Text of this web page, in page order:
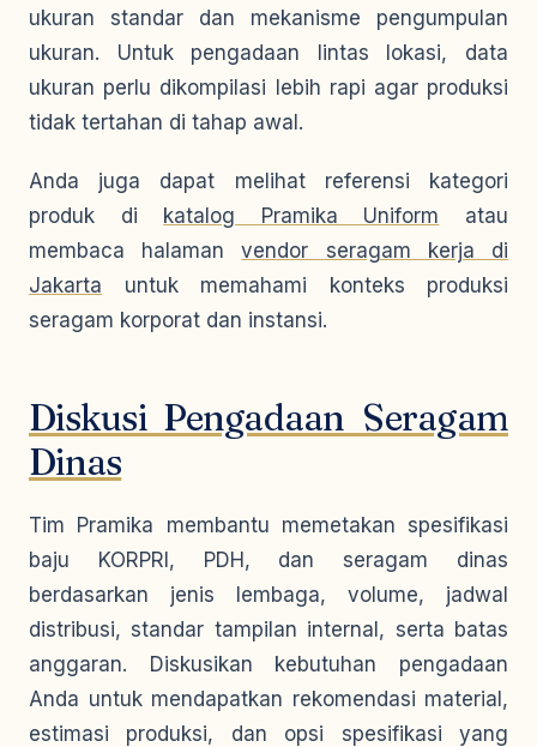
ukuran standar dan mekanisme pengumpulan
ukuran. Untuk pengadaan lintas lokasi, data
ukuran perlu dikompilasi lebih rapi agar produksi
tidak tertahan di tahap awal.
Anda juga dapat melihat referensi kategori
produk di katalog Pramika Uniform atau
membaca halamanvendor seragam kerja di
Jakarta untuk memahami konteks produksi
seragam korporat dan instansi.
Diskusi Pengadaan Seragam
Dinas
Tim Pramika membantu memetakan spesifikasi
baju KORPRI, PDH, dan seragam dinas
berdasarkan jenis lembaga, volume, jadwal
distribusi, standar tampilan internal, serta batas
anggaran. Diskusikan kebutuhan pengadaan
Anda untuk mendapatkan rekomendasi material,
estimasi produksi, dan opsi spesifikasi yang